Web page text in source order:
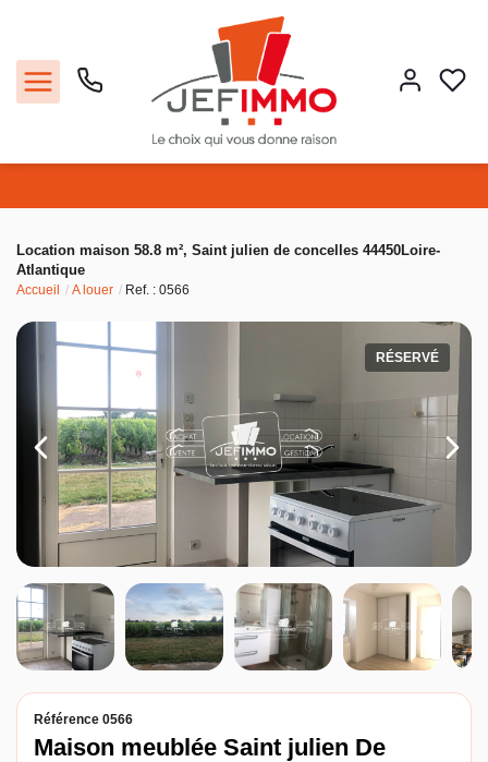
Louer
Vendre
Faire gérer
Estimer
Entreprise
Nos agences
Location maison 58.8 m², Saint julien de concelles 44450Loire-
Atlantique
Accueil A louer Ref. : 0566
RÉSERVÉ
Référence 0566
Maison meublée Saint julien De